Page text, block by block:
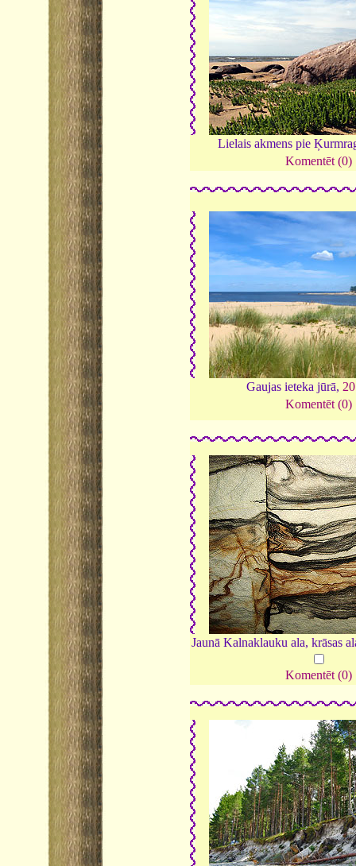
Lielais akmens pie
Komentēt (0)
Gaujas ieteka jūrā,
Komentēt (0)
Jaunā Kalnaklauku ala, krāsas
Komentēt (0)